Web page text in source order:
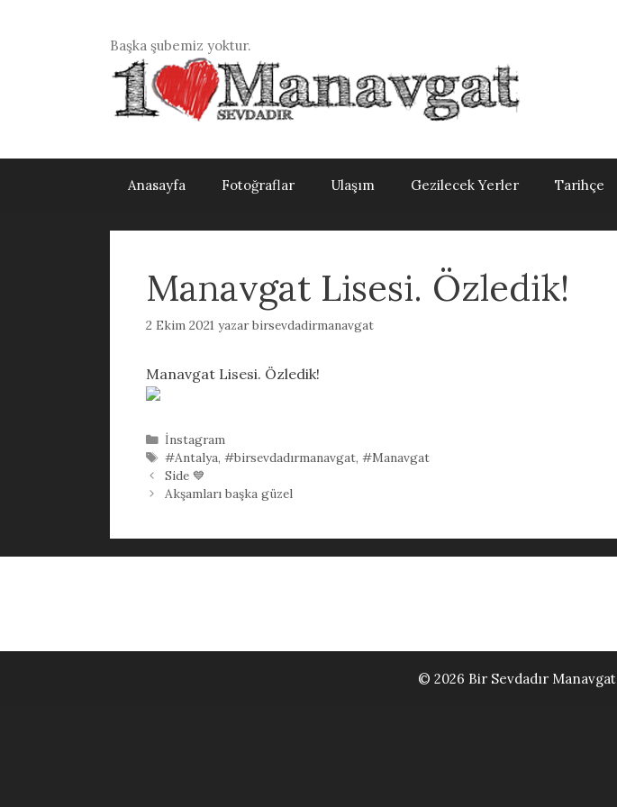
Başka şubemiz yoktur.
Anasayfa Fotoğraflar Ulaşım Gezilecek Yerler Tarihçe
Manavgat Lisesi. Özledik!
2 Ekim 2021 yazarbirsevdadirmanavgat
Manavgat Lisesi. Özledik!
Kategoriler
İnstagram
Etiketler
#Antalya,#birsevdadırmanavgat,#Manavgat
Side 💙
Akşamları başka güzel
© 2026 Bir Sevdadır Manavgat